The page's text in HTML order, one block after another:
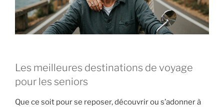
Les meilleures destinations de voyage
pour les seniors
Que ce soit pour se reposer, découvrir ou s’adonner à